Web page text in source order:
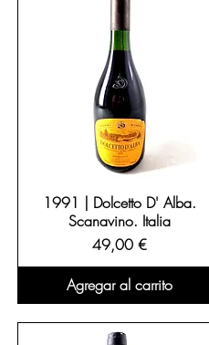
1991 | Dolcetto D' Alba.
Scanavino. Italia
Precio
49,00 €
Agregar al carrito